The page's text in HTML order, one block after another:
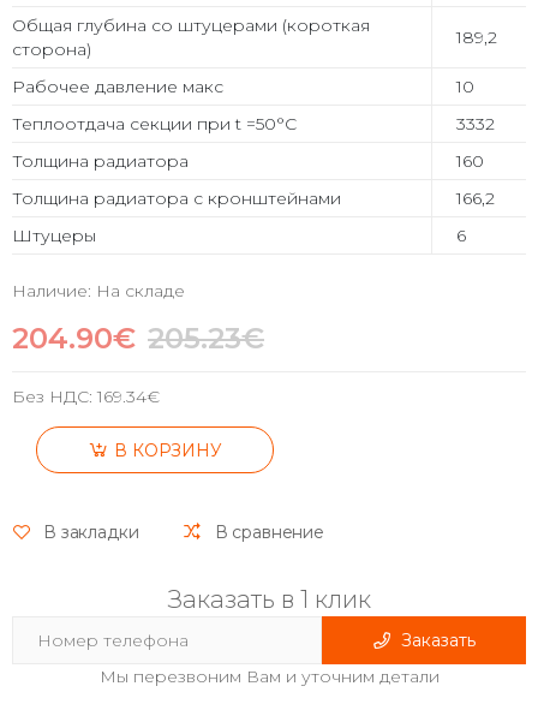
Общая глубина со штуцерами (короткая
сторона)
189,2
Рабочее давление макс
10
Теплоотдача секции при t =50°С
3332
Толщина радиатора
160
Толщина радиатора с кронштейнами
166,2
Штуцеры
6
Наличие: На складе
204.90€ 205.23€
Без НДС:169.34€
В КОРЗИНУ
В закладки В сравнение
Заказать в 1 клик
Заказать
Мы перезвоним Вам и уточним детали